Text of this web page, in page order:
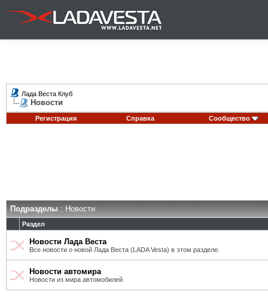
Лада Веста Клуб
Новости
Регистрация Справка Сообщество
Подразделы: Новости
Раздел
Новости Лада Веста
Все новости о новой Лада Веста (LADA Vesta) в этом разделе.
Новости автомира
Новости из мира автомобилей.